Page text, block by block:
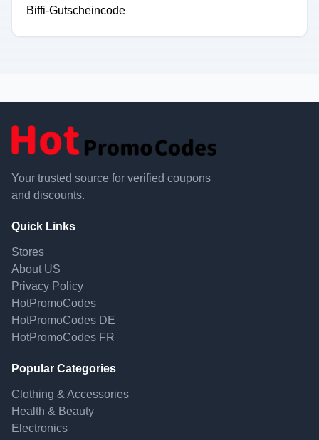
Biffi-Gutscheincode
Your trusted source for verified coupons
and discounts.
Quick Links
Stores
About US
Privacy Policy
HotPromoCodes
HotPromoCodes DE
HotPromoCodes FR
Popular Categories
Clothing & Accessories
Health & Beauty
Electronics